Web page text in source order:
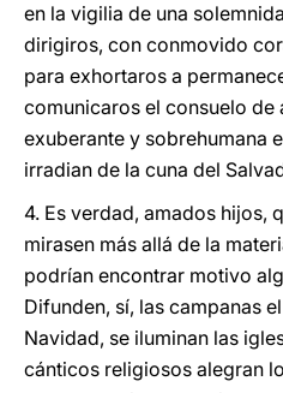
en la vigilia de una
dirigiros, con conmovido
para exhortaros a
comunicaros el consuelo de
exuberante y sobrehumana
irradian de la cuna del
4. Es verdad, amados hijos,
mirasen más allá de la
podrían encontrar motivo
Difunden, sí, las campanas
Navidad, se iluminan las
cánticos religiosos alegran